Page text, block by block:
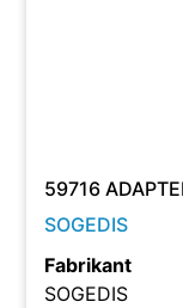
59716
SOGEDIS
Fabrikant
SOGEDIS